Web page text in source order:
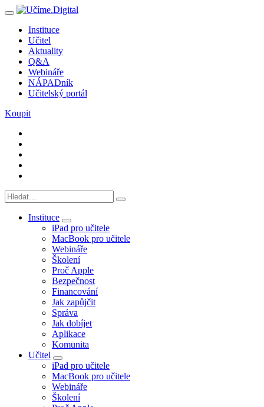
Instituce
Učitel
Aktuality
Q&A
Webináře
NÁPADník
Učitelský portál
Koupit
Instituce
iPad pro učitele
MacBook pro učitele
Webináře
Školení
Proč Apple
Bezpečnost
Financování
Jak zapůjčit
Správa
Jak dobíjet
Aplikace
Komunita
Učitel
iPad pro učitele
MacBook pro učitele
Webináře
Školení